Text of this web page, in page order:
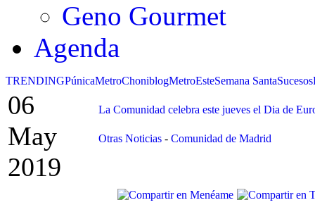
Geno Gourmet
Agenda
TRENDINGPúnicaMetroChoniblogMetroEsteSemana SantaSucesos
06
May
2019
La Comunidad celebra este jueves el Dia de
Otras Noticias - Comunidad de Madrid